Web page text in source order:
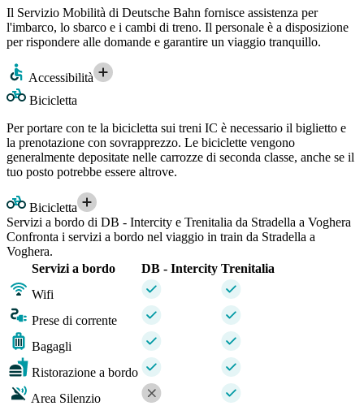
Il Servizio Mobilità di Deutsche Bahn fornisce assistenza per
l'imbarco, lo sbarco e i cambi di treno. Il personale è a disposizione
per rispondere alle domande e garantire un viaggio tranquillo.
Accessibilità
Bicicletta
Per portare con te la bicicletta sui treni IC è necessario il biglietto e
la prenotazione con sovrapprezzo. Le biciclette vengono
generalmente depositate nelle carrozze di seconda classe, anche se il
tuo posto potrebbe essere altrove.
Bicicletta
Servizi a bordo di DB - Intercity e Trenitalia da Stradella a Voghera
Confronta i servizi a bordo nel viaggio in train da Stradella a
Voghera.
Servizi a bordo
DB - Intercity Trenitalia
Wifi
Prese di corrente
Bagagli
Ristorazione a bordo
Area Silenzio